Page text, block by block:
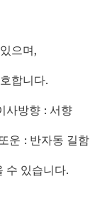
으며,
합니다.
사방향 : 서향
운 : 반자동 길함
수 있습니다.